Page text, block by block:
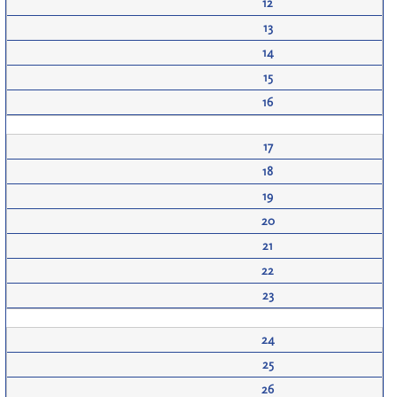
13
14
15
16
17
18
19
20
21
22
23
24
25
26